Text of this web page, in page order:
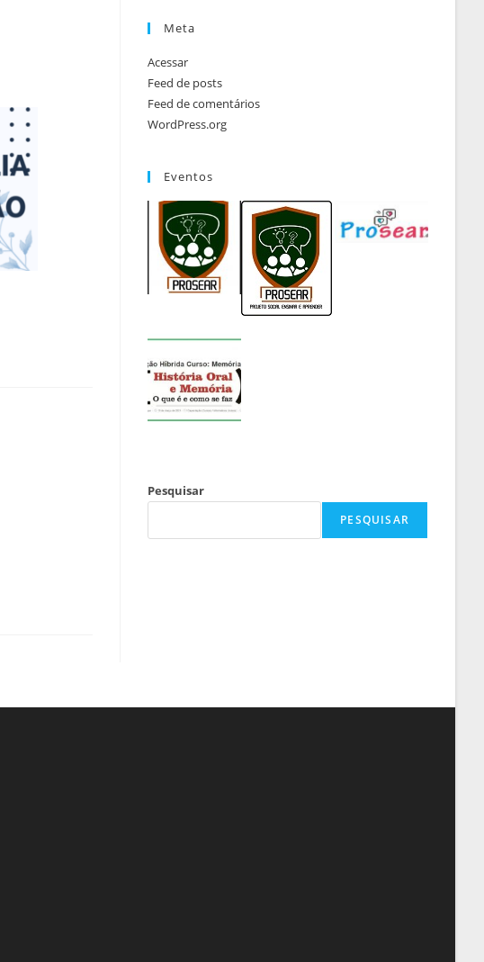
Meta
Acessar
Feed de posts
Feed de comentários
WordPress.org
Eventos
Pesquisar
PESQUISAR